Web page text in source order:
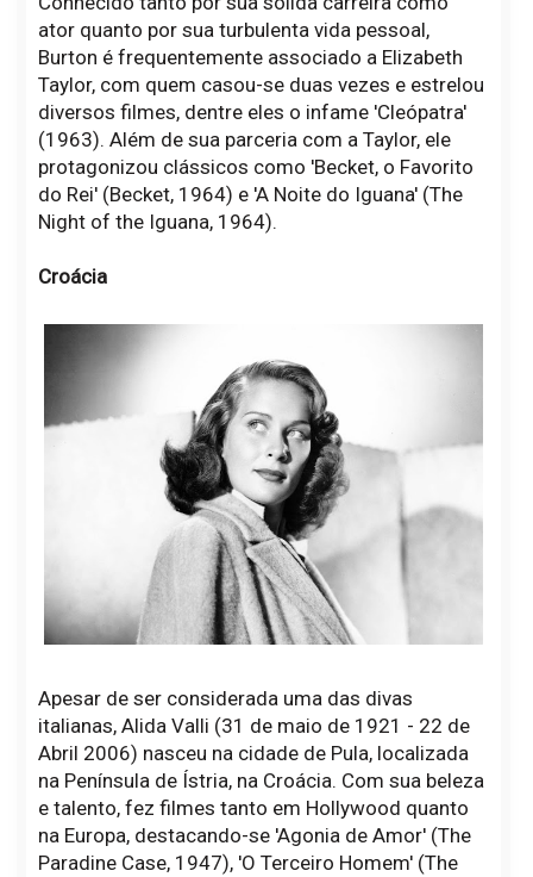
ator quanto por sua turbulenta vida pessoal,
Burton é frequentemente associado a Elizabeth
Taylor, com quem casou-se duas vezes e estrelou
diversos filmes, dentre eles o infame 'Cleópatra'
(1963). Além de sua parceria com a Taylor, ele
protagonizou clássicos como 'Becket, o Favorito
do Rei' (Becket, 1964) e 'A Noite do Iguana' (The
Night of the Iguana, 1964).
Croácia
Apesar de ser considerada uma das divas
italianas, Alida Valli (31 de maio de 1921 - 22 de
Abril 2006) nasceu na cidade de Pula, localizada
na Península de Ístria, na Croácia. Com sua beleza
e talento, fez filmes tanto em Hollywood quanto
na Europa, destacando-se 'Agonia de Amor' (The
Paradine Case, 1947), 'O Terceiro Homem' (The